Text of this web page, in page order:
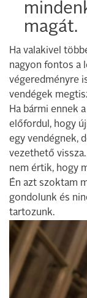
magát.
Ha valakivel
nagyon fontos a
végeredményre
vendégek
Ha bármi ennek
előfordul, hogy
egy vendégnek,
vezethető
nem értik, hogy
Én azt szoktam
gondolunk és
tartozunk.